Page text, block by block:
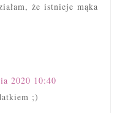
że istnieje mąka
2020 10:40
;)